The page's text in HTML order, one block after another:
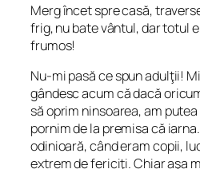
Merg încet spre casă,
frig, nu bate vântul, dar totul
frumos!
Nu-mi pasă ce spun adulţii!
gândesc acum că dacă
să oprim ninsoarea, am
pornim de la premisa că
odinioară, când eram copii,
extrem de fericiţi. Chiar aşa